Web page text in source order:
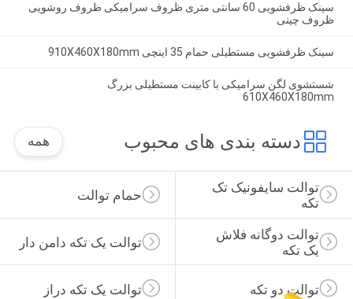
سینک ظرفشویی 60 سانتی متری ظروف سرامیکی ظروف روشویی
ظروف چینی
سینک ظرفشویی مستطیلی حمام 35 اینچی 910X460X180mm
شستشوی لگن سرامیکی با کابینت مستطیلی بزرگ
610X460X180mm
دسته بندی های محبوب همه
حمام توالت
توالت سایفونیک تک
تکه
توالت یک تکه دامن دار
توالت دوگانه فلاش
یک تکه
توالت یک تکه دراز توالت دو تکه